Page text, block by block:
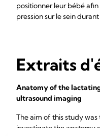
positionner leur bébé
pression sur le sein
Extraits
Anatomy of the
ultrasound imaging
The aim of this study
investigate the anatomy